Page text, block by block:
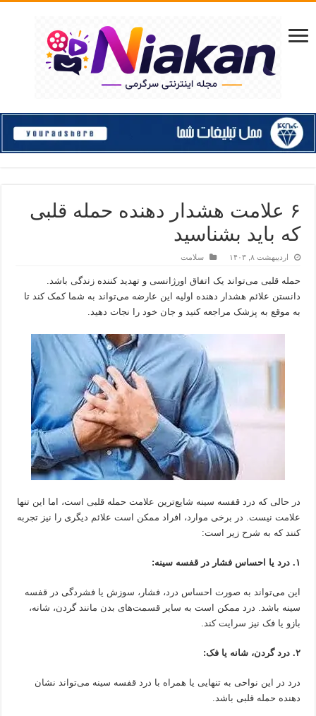
۶ علامت هشدار دهنده حمله قلبی
که باید بشناسید
اردیبهشت ۸, ۱۴۰۳ سلامت
حمله قلبی می‌تواند یک اتفاق اورژانسی و تهدید کننده زندگی باشد.
دانستن علائم هشدار دهنده اولیه این عارضه می‌تواند به شما کمک کند تا
به موقع به پزشک مراجعه کنید و جان خود را نجات دهید.
در حالی که درد قفسه سینه شایع‌ترین علامت حمله قلبی است، اما این تنها
علامت نیست. در برخی موارد، افراد ممکن است علائم دیگری را نیز تجربه
کنند که به شرح زیر است:
۱. درد یا احساس فشار در قفسه سینه:
این می‌تواند به صورت احساس درد، فشار، سوزش یا فشردگی در قفسه
سینه باشد. درد ممکن است به سایر قسمت‌های بدن مانند گردن، شانه،
بازو یا فک نیز سرایت کند.
۲. درد گردن، شانه یا فک:
درد در این نواحی به تنهایی یا همراه با درد قفسه سینه می‌تواند نشان
دهنده حمله قلبی باشد.